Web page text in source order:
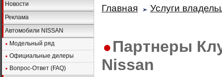
Новости
Реклама
Автомобили NISSAN
Модельный ряд
Официальные дилеры
Вопрос-Ответ (FAQ)
Главная Услуги
Партнеры
Nissan